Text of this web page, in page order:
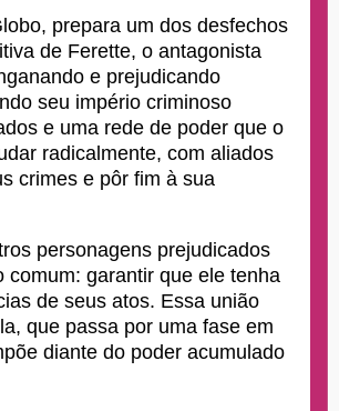
prepara um dos desfechos
de Ferette, o antagonista
e prejudicando
seu império criminoso
e uma rede de poder que o
radicalmente, com aliados
crimes e pôr fim à sua
personagens prejudicados
comum: garantir que ele tenha
de seus atos. Essa união
que passa por uma fase em
diante do poder acumulado